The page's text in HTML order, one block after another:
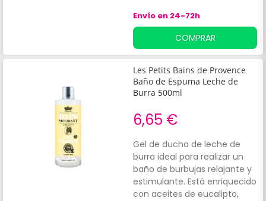
inmediato, gracias a la
acción de el romero, la salvia,
lavanda, menta, pino
silvestre, limón, tomillo, jara,
geranio, hinojo o ciprés, entre
otros, y sus propiedades
desinfiltrantes.¡Recupera la
ingredientes naturales!
Envío en 24-72h
COMPRAR
Les Petits Bains de Provence
Baño de Espuma Leche de
Burra 500ml
6,65 €
Gel de ducha de leche de
burra ideal para realizar un
baño de burbujas relajante y
estimulante. Está enriquecido
con aceites de eucalipto,